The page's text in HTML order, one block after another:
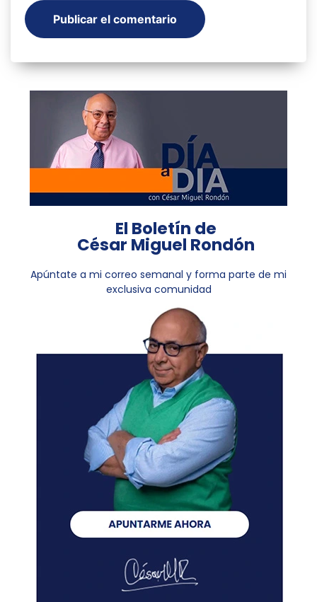
El Boletín de
César Miguel Rondón
Apúntate a mi correo semanal y forma parte de mi
exclusiva comunidad